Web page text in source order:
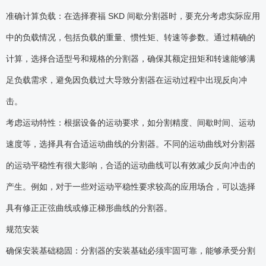
准确计算负载：在选择赛福 SKD 间歇分割器时，要充分考虑实际应用
中的负载情况，包括负载的重量、惯性矩、转速等参数。通过精确的
计算，选择合适型号和规格的分割器，确保其额定扭矩和转速能够满
足负载需求，避免因负载过大导致分割器在运动过程中出现反向冲
击。
考虑运动特性：根据设备的运动要求，如分割精度、间歇时间、运动
速度等，选择具有合适运动曲线的分割器。不同的运动曲线对分割器
的运动平稳性有很大影响，合适的运动曲线可以有效减少反向冲击的
产生。例如，对于一些对运动平稳性要求较高的应用场合，可以选择
具有修正正弦曲线或修正梯形曲线的分割器。
规范安装
确保安装基础稳固：分割器的安装基础必须牢固可靠，能够承受分割